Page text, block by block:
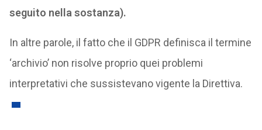
seguito nella sostanza).
In altre parole, il fatto che il GDPR definisca il termine
‘archivio’ non risolve proprio quei problemi
interpretativi che sussistevano vigente la Direttiva.